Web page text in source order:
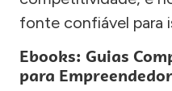
fonte confiável para
Ebooks: Guias
para